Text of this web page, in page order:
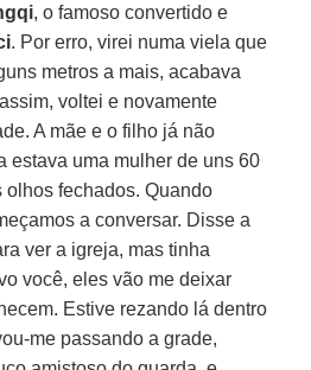
, o famoso convertido e
. Por erro, virei numa viela que
metros a mais, acabava
voltei e novamente
A mãe e o filho já não
estava uma mulher de uns 60
olhos fechados. Quando
a conversar. Disse a
ver a igreja, mas tinha
você, eles vão me deixar
Estive rezando lá dentro
me passando a grade,